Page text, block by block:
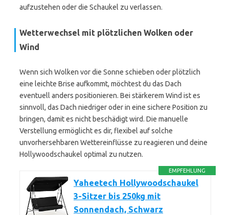
aufzustehen oder die Schaukel zu verlassen.
Wetterwechsel mit plötzlichen Wolken oder
Wind
Wenn sich Wolken vor die Sonne schieben oder plötzlich
eine leichte Brise aufkommt, möchtest du das Dach
eventuell anders positionieren. Bei stärkerem Wind ist es
sinnvoll, das Dach niedriger oder in eine sichere Position zu
bringen, damit es nicht beschädigt wird. Die manuelle
Verstellung ermöglicht es dir, flexibel auf solche
unvorhersehbaren Wettereinflüsse zu reagieren und deine
Hollywoodschaukel optimal zu nutzen.
EMPFEHLUNG
Yaheetech Hollywoodschaukel
3-Sitzer bis 250kg mit
Sonnendach, Schwarz